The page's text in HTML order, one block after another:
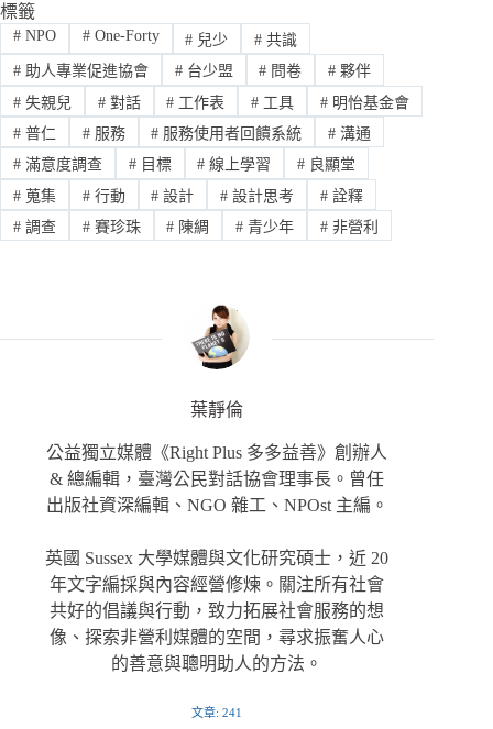
標籤
#NPO #One-Forty # 兒少 # 共識
#助人專業促進協會 #台少盟 # 問卷 # 夥伴
#失親兒 #對話 # 工作表 # 工具 # 明怡基金會
#普仁 #服務 # 服務使用者回饋系統 # 溝通
#滿意度調查 #目標 # 線上學習 # 良顯堂
#蒐集 #行動 # 設計 # 設計思考 # 詮釋
#調查 #賽珍珠 # 陳綢 # 青少年 # 非營利
葉靜倫
公益獨立媒體《Right Plus 多多益善》創辦人
& 總編輯，臺灣公民對話協會理事長。曾任
出版社資深編輯、NGO 雜工、NPOst 主編。
英國 Sussex 大學媒體與文化研究碩士，近 20
年文字編採與內容經營修煉。關注所有社會
共好的倡議與行動，致力拓展社會服務的想
像、探索非營利媒體的空間，尋求振奮人心
的善意與聰明助人的方法。
文章: 241